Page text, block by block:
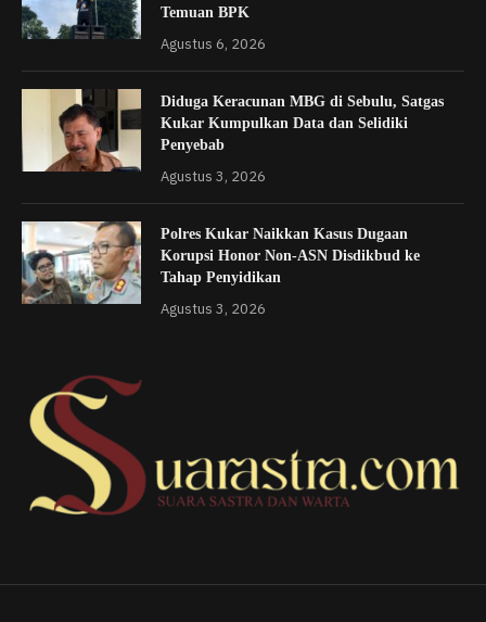
Temuan BPK
Agustus 6, 2026
Diduga Keracunan MBG di Sebulu, Satgas
Kukar Kumpulkan Data dan Selidiki
Penyebab
Agustus 3, 2026
Polres Kukar Naikkan Kasus Dugaan
Korupsi Honor Non-ASN Disdikbud ke
Tahap Penyidikan
Agustus 3, 2026